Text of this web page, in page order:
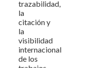
trazabilidad,
la
citación y
la
visibilidad
internacional
de los